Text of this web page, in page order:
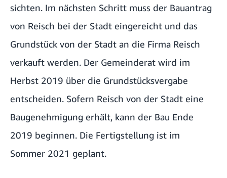
sichten. Im nächsten Schritt muss der Bauantrag
von Reisch bei der Stadt eingereicht und das
Grundstück von der Stadt an die Firma Reisch
verkauft werden. Der Gemeinderat wird im
Herbst 2019 über die Grundstücksvergabe
entscheiden. Sofern Reisch von der Stadt eine
Baugenehmigung erhält, kann der Bau Ende
2019 beginnen. Die Fertigstellung ist im
Sommer 2021 geplant.